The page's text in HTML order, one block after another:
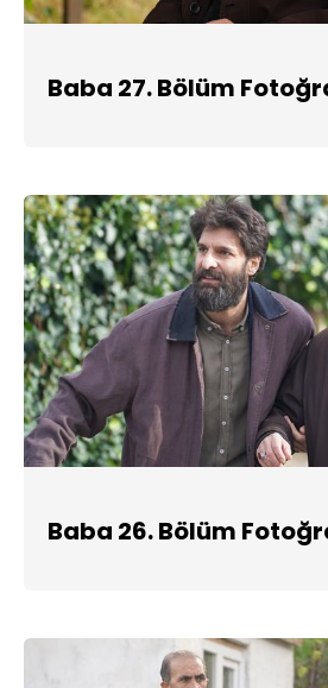
Baba 27. Bölüm
Baba 26. Bölüm